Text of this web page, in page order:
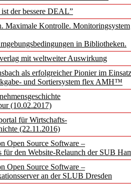
der bessere DEAL”
Maximale Kontrolle. Monitoringsystem
in Bibliotheken.
mit weltweiter Auswirkung
als erfolgreicher Pionier im
und Sortiersystem flex AMH™
(10.02.2017)
für Wirtschafts-
(22.11.2016)
Open Source Software –
den Website-Relaunch der SUB
Open Source Software –
an der SLUB Dresden
mehr
besseren
Teil der
für